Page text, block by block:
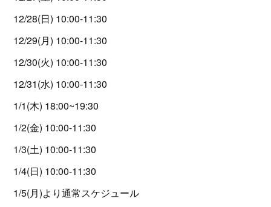
12/28(日) 10:00-11:30
12/29(月) 10:00-11:30
12/30(火) 10:00-11:30
12/31(水) 10:00-11:30
1/1(木) 18:00~19:30
1/2(金) 10:00-11:30
1/3(土) 10:00-11:30
1/4(日) 10:00-11:30
1/5(月)より通常スケジュール